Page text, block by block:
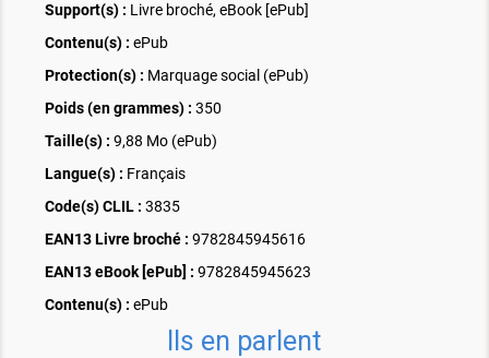
Support(s) : Livre broché, eBook [ePub]
Contenu(s) : ePub
Protection(s) : Marquage social (ePub)
Poids (en grammes) : 350
Taille(s) : 9,88 Mo (ePub)
Langue(s) : Français
Code(s) CLIL : 3835
EAN13 Livre broché : 9782845945616
EAN13 eBook [ePub] : 9782845945623
Contenu(s) : ePub
Ils en parlent